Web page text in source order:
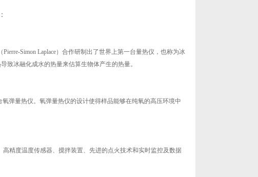
Simon Laplace）合作研制出了世界上第一台量热仪，也称为冰
致冰融化成水的热量来估算生物体产生的热量。
弹量热仪。氧弹量热仪的设计使得样品能够在纯氧的高压环境中
精度温度传感器、搅拌装置、先进的点火技术和实时监控及数据